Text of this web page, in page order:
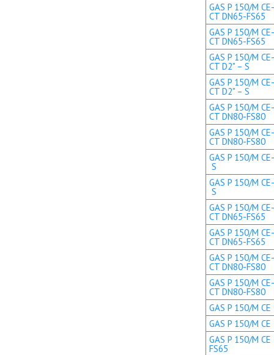
GAS P 150/M
CT DN65-FS65
GAS P 150/M
CT DN65-FS65
GAS P 150/M
CT D2" – S
GAS P 150/M
CT D2" – S
GAS P 150/M
CT DN80-FS80
GAS P 150/M
CT DN80-FS80
GAS P 150/M
S
GAS P 150/M
S
GAS P 150/M
CT DN65-FS65
GAS P 150/M
CT DN65-FS65
GAS P 150/M
CT DN80-FS80
GAS P 150/M
CT DN80-FS80
GAS P 150/M CE
GAS P 150/M
GAS P 150/M
FS65